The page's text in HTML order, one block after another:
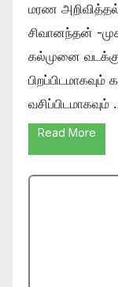
மரண அறிவித்தல்
சிவானந்தன் -
கல்முனை
வசிப்பிடமாகவும்
Read More